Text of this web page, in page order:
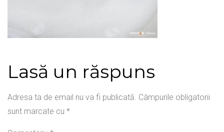
Lasă un răspuns
Adresa ta de email nu va fi publicată. Câmpurile obligatorii
sunt marcate cu *